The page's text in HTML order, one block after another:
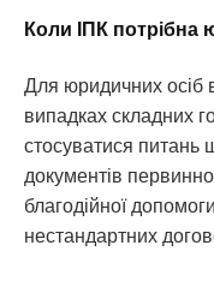
Коли ІПК потрібна
Для юридичних осіб
випадках складних
стосуватися
документів
благодійної
нестандартних